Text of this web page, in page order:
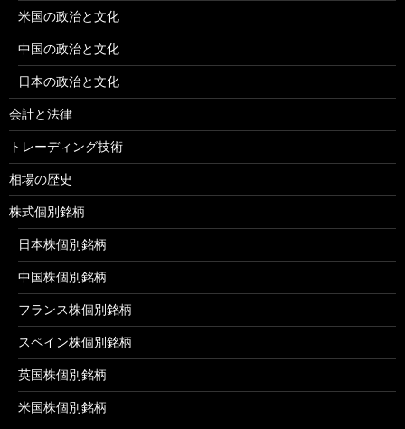
米国の政治と文化
中国の政治と文化
日本の政治と文化
会計と法律
トレーディング技術
相場の歴史
株式個別銘柄
日本株個別銘柄
中国株個別銘柄
フランス株個別銘柄
スペイン株個別銘柄
英国株個別銘柄
米国株個別銘柄